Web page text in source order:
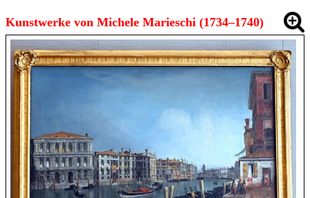
Kunstwerke von Michele Marieschi (1734–1740)